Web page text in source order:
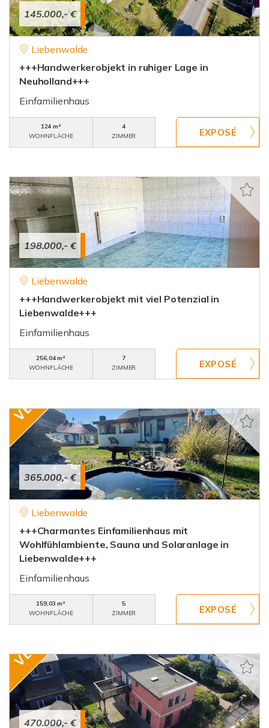
145.000,- €
Liebenwalde
+++Handwerkerobjekt in ruhiger Lage in
Neuholland+++
Einfamilienhaus
124 m²
WOHNFLÄCHE
4
ZIMMER
198.000,- €
Liebenwalde
+++Handwerkerobjekt mit viel Potenzial in
Liebenwalde+++
Einfamilienhaus
256,04 m²
WOHNFLÄCHE
7
ZIMMER
365.000,- €
Liebenwalde
+++Charmantes Einfamilienhaus mit
Wohlfühlambiente, Sauna und Solaranlage in
Liebenwalde+++
Einfamilienhaus
159,03 m²
WOHNFLÄCHE
5
ZIMMER
470.000,- €